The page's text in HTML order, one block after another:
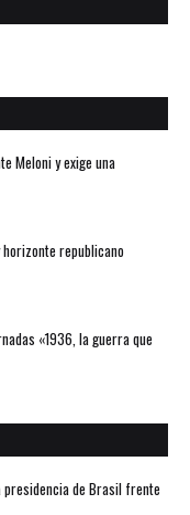
Meloni y exige una
republicano
«1936, la guerra que
presidencia de Brasil frente